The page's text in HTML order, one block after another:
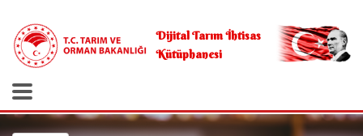
Dijital Tarım İhtisas
Kütüphanesi